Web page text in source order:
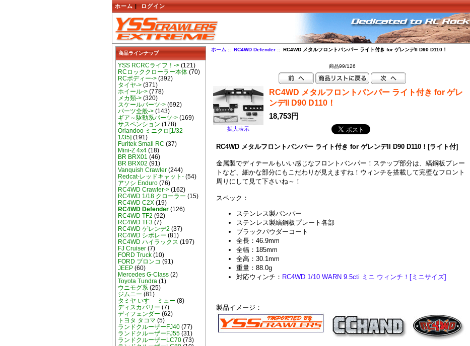
ホーム | ログイン
商品ラインナップ
YSS RCRCライフ！->(121)
RCロッククローラー本体(70)
RCボディー->(392)
タイヤ->(371)
ホイール->(778)
メカ類->(320)
スケールパーツ->(692)
パーツ全般->(143)
ギア～駆動系パーツ->(169)
サスペンション (178)
Orlandoo ミニクロ[1/32-
1/35] (191)
Furitek Small RC (37)
Mini-Z 4x4(18)
BR BRX01 (46)
BR BRX02 (91)
Vanquish Crawler(244)
Redcat-レッドキャット-(54)
アソシ Enduro(76)
RC4WD Crawler->(162)
RC4WD 1/18 クローラー (15)
RC4WD C2X(19)
RC4WD Defender(126)
RC4WD TF2 (92)
RC4WD TF3(7)
RC4WD ゲレンデ2 (37)
RC4WD シボレー (81)
RC4WD ハイラックス (197)
FJ Cruiser(7)
FORD Truck(10)
FORD ブロンコ (91)
JEEP(60)
Mercedes G-Class(2)
Toyota Tundra(1)
ウニモグ系(25)
ジムニー (81)
タミヤ いすゞ ミュー (8)
ディスカバリー (7)
ディフェンダー (62)
トヨタ タコマ (5)
ランドクルーザーFJ40(77)
ランドクルーザーFJ55(31)
ランドクルーザーLC70(73)
ホーム ::RC4WD Defender :: RC4WD メタルフロントバンパー ライト付き for ゲレンデII D90 D110！
商品99/126
拡大表示
RC4WD メタルフロントバンパー ライト付き for ゲレ
ンデII D90 D110！
18,753円
RC4WD メタルフロントバンパー ライト付き for ゲレンデII D90 D110！[ライト付]
金属製でディテールもいい感じなフロントバンパー！ステップ部分は、縞鋼板プレー
トなど、細かな部分にもこだわりが見えますね！ウィンチを搭載して完璧なフロント
周りにして見て下さいね～！
スペック：
ステンレス製バンパー
ステンレス製縞鋼板プレート各部
ブラックパウダーコート
全長：46.9mm
全幅：185mm
全高：30.1mm
重量：88.0g
対応ウィンチ： RC4WD 1/10 WARN 9.5cti ミニ ウィンチ！[ミニサイズ]
製品イメージ：